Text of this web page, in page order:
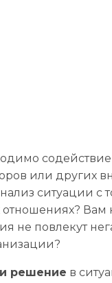
или других
ситуации с
отношениях? Вам
не повлекут
решение в